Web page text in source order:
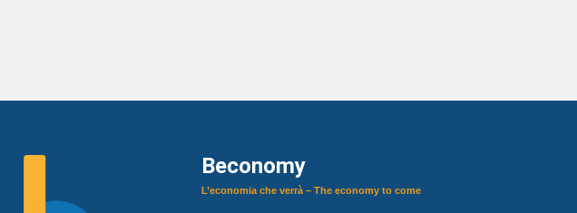
Beconomy
L’economia che verrà – The economy to come